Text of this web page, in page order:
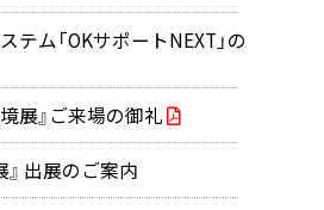
テム「OKサポートNEXT」の
展』ご来場の御礼
』 出展のご案内